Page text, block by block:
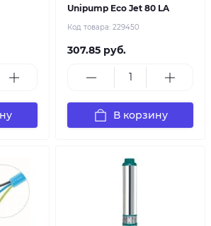
Unipump Eco Jet 80 LA
Код товара: 229450
307.85 руб.
В корзину